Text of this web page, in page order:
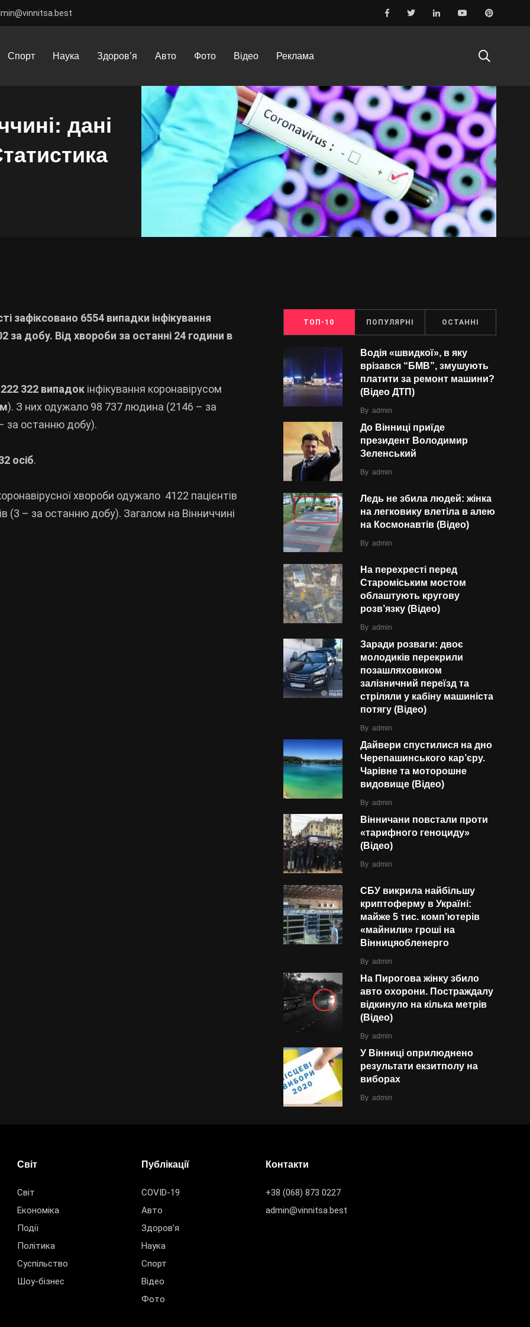
Спорт Наука Здоров’я Авто Фото Відео Реклама
дані станом на 3 жовтня. Статистика
дані
зафіксовано 6554 випадки інфікування
за добу. Від хвороби за останні 24 години в
222 322 випадок інфікування коронавірусом
). З них одужало 98 737 людина (2146 – за
за останню добу).
осіб.
хвороби одужало 4122 пацієнтів
(3 – за останню добу). Загалом на Вінниччині
ТОП-10 ПОПУЛЯРНІ ОСТАННІ
Водія «швидкої», в яку
врізався “БMВ”, змушують
платити за ремонт машини?
(Відео ДТП)
By admin
До Вінниці приїде
президент Володимир
Зеленський
By admin
Ледь не збила людей: жінка
на легковику влетіла в алею
на Космонавтів (Відео)
By admin
На перехресті перед
Староміським мостом
облаштують кругову
розв’язку (Відео)
By admin
Заради розваги: двоє
молодиків перекрили
позашляховиком
залізничний переїзд та
стріляли у кабіну машиніста
потягу (Відео)
By admin
Дайвери спустилися на дно
Черепашинського кар’єру.
Чарівне та моторошне
видовище (Відео)
By admin
Вінничани повстали проти
«тарифного геноциду»
(Відео)
By admin
СБУ викрила найбільшу
криптоферму в Україні:
майже 5 тис. комп’ютерів
«майнили» гроші на
Вінницяобленерго
By admin
На Пирогова жінку збило
авто охорони. Постраждалу
відкинуло на кілька метрів
(Відео)
By admin
У Вінниці оприлюднено
результати екзитполу на
виборах
By admin
Світ
Світ
Економіка
Події
Політика
Суспільство
Шоу-бізнес
Публікації
COVID-19
Авто
Здоров’я
Наука
Спорт
Відео
Фото
Контакти
+38 (068) 873 0227
admin@vinnitsa.best